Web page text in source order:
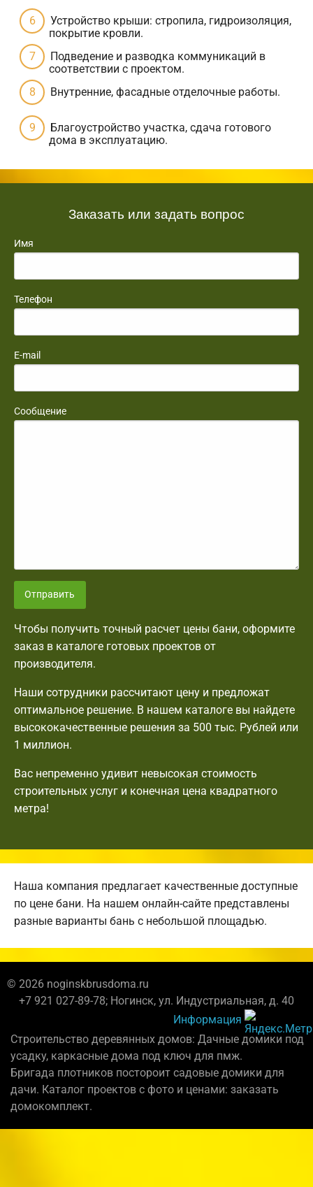
Устройство крыши: стропила, гидроизоляция,
покрытие кровли.
Подведение и разводка коммуникаций в
соответствии с проектом.
Внутренние, фасадные отделочные работы.
Благоустройство участка, сдача готового
дома в эксплуатацию.
Заказать или задать вопрос
Имя
Телефон
E-mail
Сообщение
Отправить
Чтобы получить точный расчет цены бани, оформите
заказ в каталоге готовых проектов от
производителя.
Наши сотрудники рассчитают цену и предложат
оптимальное решение. В нашем каталоге вы найдете
высококачественные решения за 500 тыс. Рублей или
1 миллион.
Вас непременно удивит невысокая стоимость
строительных услуг и конечная цена квадратного
метра!
Наша компания предлагает качественные доступные
по цене бани. На нашем онлайн-сайте представлены
разные варианты бань с небольшой площадью.
© 2026 noginskbrusdoma.ru
+7 921 027-89-78; Ногинск, ул. Индустриальная, д. 40
Информация
Строительство деревянных домов: Дачные домики под
усадку, каркасные дома под ключ для пмж.
Бригада плотников постороит садовые домики для
дачи. Каталог проектов с фото и ценами: заказать
домокомплект.